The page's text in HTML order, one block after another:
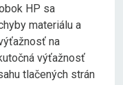
HP sa
materiálu a
na
výťažnosť
tlačených strán